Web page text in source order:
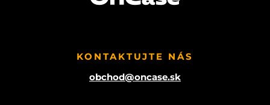
KONTAKTUJTE NÁS
obchod@oncase.sk